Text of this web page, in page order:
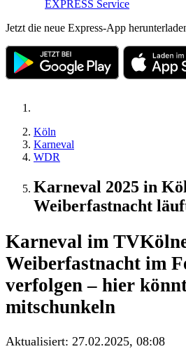
EXPRESS Service
Jetzt die neue Express-App
Köln
Karneval
WDR
Karneval 2025 in
Weiberfastnacht
Karneval im TV
Weiberfastnacht im
verfolgen – hier
mitschunkeln
Aktualisiert: 27.02.2025, 08:08